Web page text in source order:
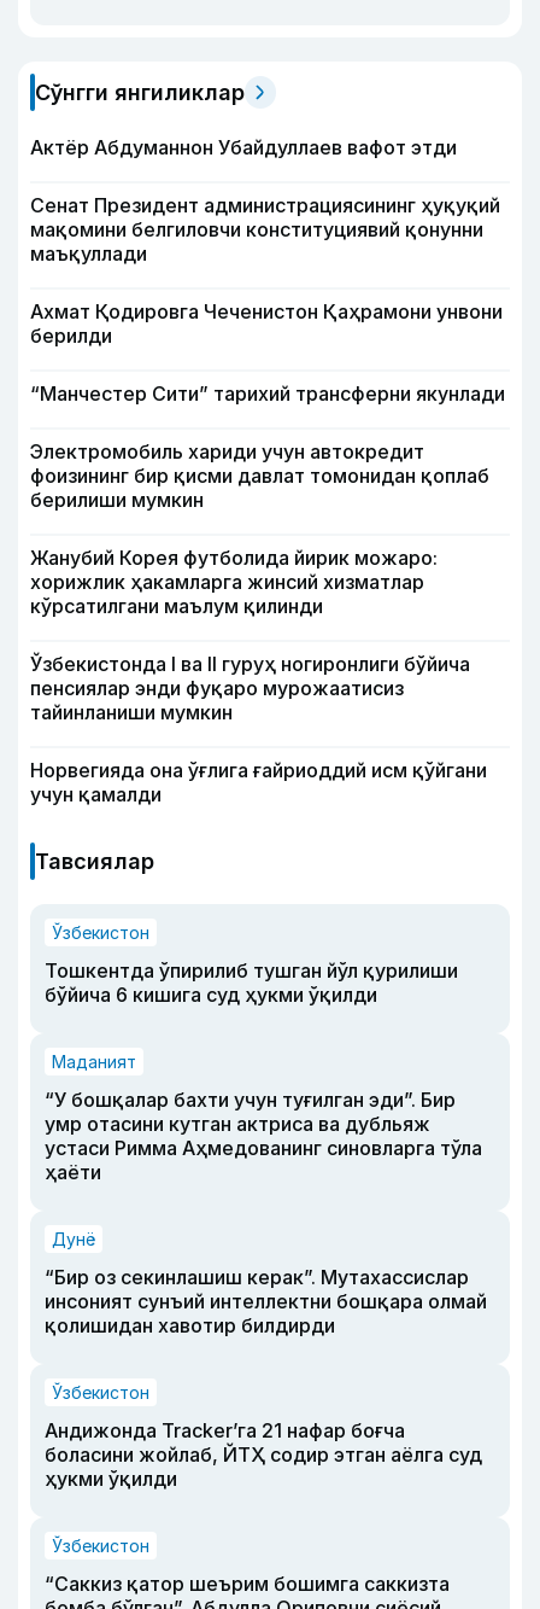
Сўнгги янгиликлар
Актёр Абду­маннон Убайдуллаев вафот этди
Сенат Президент администрациясининг ҳуқуқий
мақомини белгиловчи конституциявий қонунни
маъқуллади
Ахмат Қодировга Чеченистон Қаҳрамони унвони
берилди
“Манчестер Сити” тарихий трансферни якунлади
Электромобиль хариди учун автокредит
фоизининг бир қисми давлат томонидан қоплаб
берилиши мумкин
Жанубий Корея футболида йирик можаро:
хорижлик ҳакамларга жинсий хизматлар
кўрсатилгани маълум қилинди
Ўзбекистонда I ва II гуруҳ ногиронлиги бўйича
пенсиялар энди фуқаро мурожаатисиз
тайинланиши мумкин
Норвегияда она ўғлига ғайриоддий исм қўйгани
учун қамалди
Тавсиялар
Ўзбекистон
Тошкентда ўпирилиб тушган йўл қурилиши
бўйича 6 кишига суд ҳукми ўқилди
Маданият
“У бошқалар бахти учун туғилган эди”. Бир
умр отасини кутган актриса ва дубльяж
устаси Римма Аҳмедованинг синовларга тўла
ҳаёти
Дунё
“Бир оз секинлашиш керак”. Мутахассислар
инсоният сунъий интеллектни бошқара олмай
қолишидан хавотир билдирди
Ўзбекистон
Андижонда Tracker’га 21 нафар боғча
боласини жойлаб, ЙТҲ содир этган аёлга суд
ҳукми ўқилди
Ўзбекистон
“Саккиз қатор шеърим бошимга саккизта